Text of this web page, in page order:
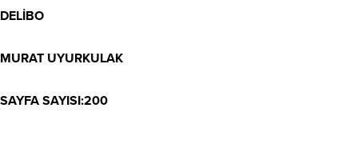
DELİBO
MURAT UYURKULAK
SAYFA SAYISI:200